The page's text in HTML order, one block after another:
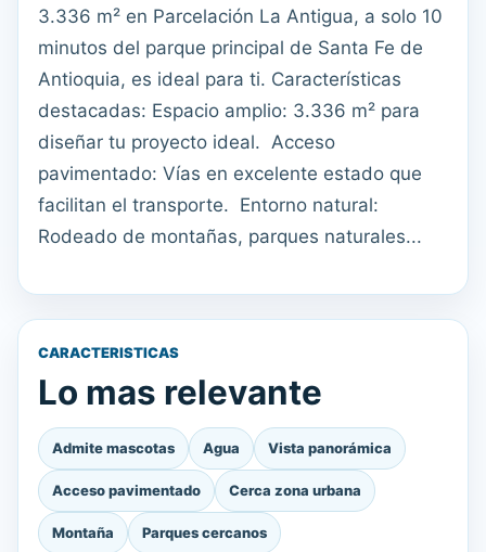
3.336 m² en Parcelación La Antigua, a solo 10
minutos del parque principal de Santa Fe de
Antioquia, es ideal para ti. Características
destacadas: Espacio amplio: 3.336 m² para
diseñar tu proyecto ideal. ️ Acceso
pavimentado: Vías en excelente estado que
facilitan el transporte. ️ Entorno natural:
Rodeado de montañas, parques naturales...
CARACTERISTICAS
Lo mas relevante
Admite mascotas Agua Vista panorámica
Acceso pavimentado Cerca zona urbana
Montaña Parques cercanos